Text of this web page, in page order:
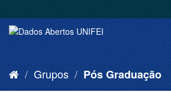
Grupos Pós Graduação